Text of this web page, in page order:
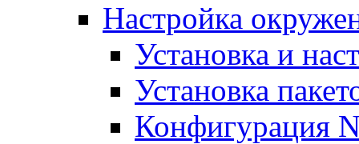
Настройка
Установка и
Установка
Конфигурация